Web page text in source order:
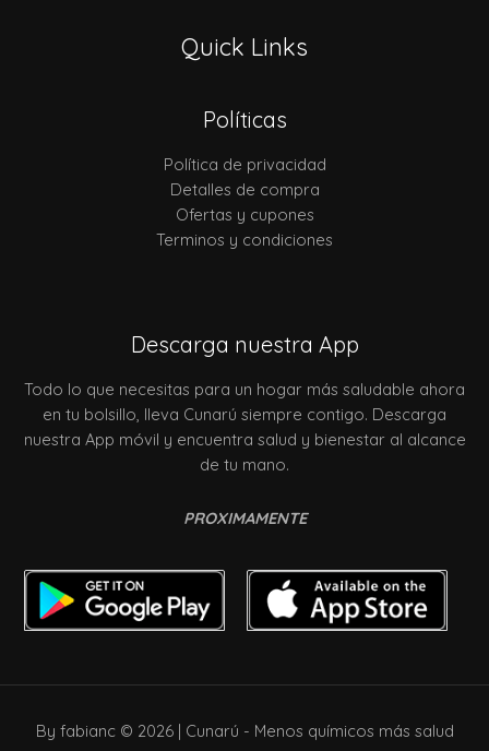
Quick Links
Políticas
Política de privacidad
Detalles de compra
Ofertas y cupones
Terminos y condiciones
Descarga nuestra App
Todo lo que necesitas para un hogar más saludable ahora
en tu bolsillo, lleva Cunarú siempre contigo. Descarga
nuestra App móvil y encuentra salud y bienestar al alcance
de tu mano.
PROXIMAMENTE
By fabianc © 2026 | Cunarú - Menos químicos más salud